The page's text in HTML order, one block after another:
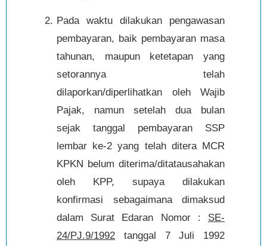
Pada waktu dilakukan pengawasan
pembayaran, baik pembayaran masa
tahunan, maupun ketetapan yang
setorannya telah
dilaporkan/diperlihatkan oleh Wajib
Pajak, namun setelah dua bulan
sejak tanggal pembayaran SSP
lembar ke-2 yang telah ditera MCR
KPKN belum diterima/ditatausahakan
oleh KPP, supaya dilakukan
konfirmasi sebagaimana dimaksud
dalam Surat Edaran Nomor : SE-
24/PJ.9/1992 tanggal 7 Juli 1992